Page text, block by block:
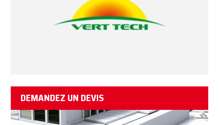
DEMANDEZ UN DEVIS